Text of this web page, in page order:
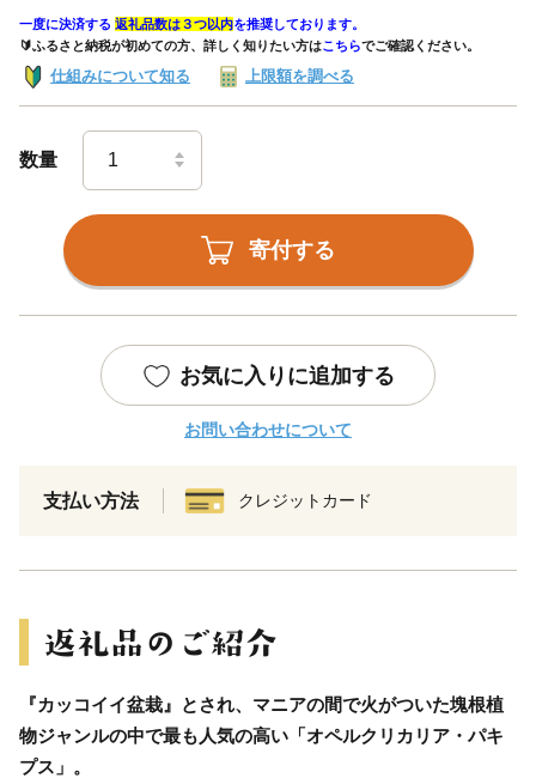
一度に決済する 返礼品数は３つ以内を推奨しております。
🔰ふるさと納税が初めての方、詳しく知りたい方はこちらでご確認ください。
仕組みについて知る 上限額を調べる
数量
寄付する
お気に入りに追加する
お問い合わせについて
支払い方法 クレジットカード
『カッコイイ盆栽』とされ、マニアの間で火がついた塊根植
物ジャンルの中で最も人気の高い「オペルクリカリア・パキ
プス」。